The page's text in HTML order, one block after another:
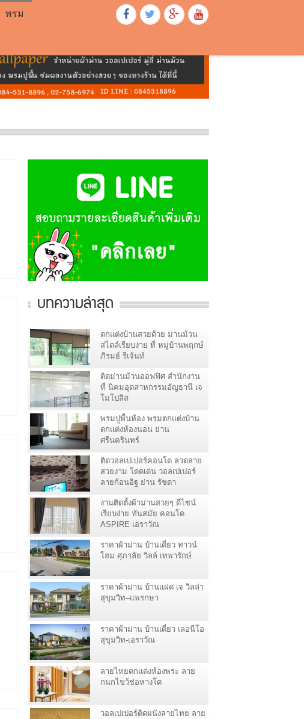
พรม
บทความล่าสุด
ตกแต่งบ้านสวยด้วย ม่านม้วน
สไตล์เรียบง่าย ที่ หมู่บ้านพฤกษ์
ภิรมย์ รีเจ้นท์
ติดม่านม้วนออฟฟิศ สำนักงาน
ที่ นิคมอุตสาหกรรมอัญธานี เจ
โมโปลิส
พรมปูพื้นห้อง พรมตกแต่งบ้าน
ตกแต่งห้องนอน ย่าน
ศรีนครินทร์
ติดวอลเปเปอร์คอนโด ลวดลาย
สวยงาม โดดเด่น วอลเปเปอร์
ลายก้อนอิฐ ย่าน รัชดา
งานติดตั้งผ้าม่านสวยๆ ดีไซน์
เรียบง่าย ทันสมัย คอนโด
ASPIRE เอราวัณ
ราคาผ้าม่าน บ้านเดี่ยว ทาวน์
โฮม ศุภาลัย วิลล์ เทพารักษ์
ราคาผ้าม่าน บ้านแฝด เจ วิลล่า
สุขุมวิท–แพรกษา
ราคาผ้าม่าน บ้านเดี่ยว เลอนีโอ
สุขุมวิท-เอราวัณ
ลายไทยตกแต่งห้องพระ ลาย
กนกไขว้ช่อหางโต
วอลเปเปอร์ติดผนังลายไทย ลาย